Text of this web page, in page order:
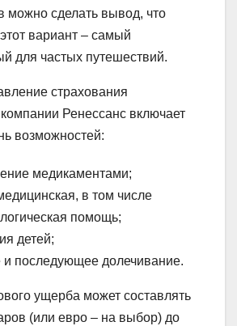
можно сделать вывод, что
вариант – самый
для частых путешествий.
страхования
Ренессанс включает
возможностей:
медикаментами;
в том числе
помощь;
детей;
и последующее долечивание.
ущерба может составлять
(или евро – на выбор) до